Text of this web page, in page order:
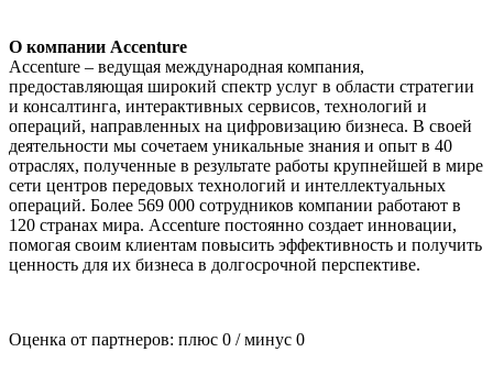
О компании Accenture
Accenture – ведущая международная компания,
предоставляющая широкий спектр услуг в области стратегии
и консалтинга, интерактивных сервисов, технологий и
операций, направленных на цифровизацию бизнеса. В своей
деятельности мы сочетаем уникальные знания и опыт в 40
отраслях, полученные в результате работы крупнейшей в мире
сети центров передовых технологий и интеллектуальных
операций. Более 569 000 сотрудников компании работают в
120 странах мира. Accenture постоянно создает инновации,
помогая своим клиентам повысить эффективность и получить
ценность для их бизнеса в долгосрочной перспективе.
Оценка от партнеров: плюс 0 / минус 0